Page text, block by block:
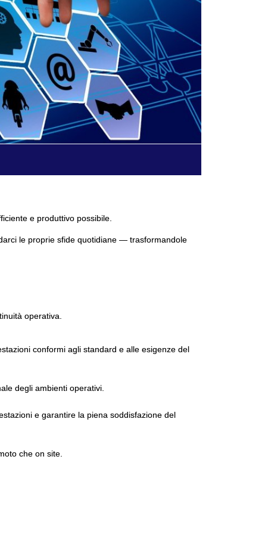
e produttivo possibile.
le proprie sfide quotidiane — trasformandole
operativa.
conformi agli standard e alle esigenze del
degli ambienti operativi.
e garantire la piena soddisfazione del
che on site.